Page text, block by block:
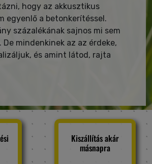
hogy az akkusztikus
egyenlő a betonkerítéssel.
százalékának sajnos mi sem
mindenkinek az az érdeke,
és amint látod, rajta
Kiszállítás akár
másnapra